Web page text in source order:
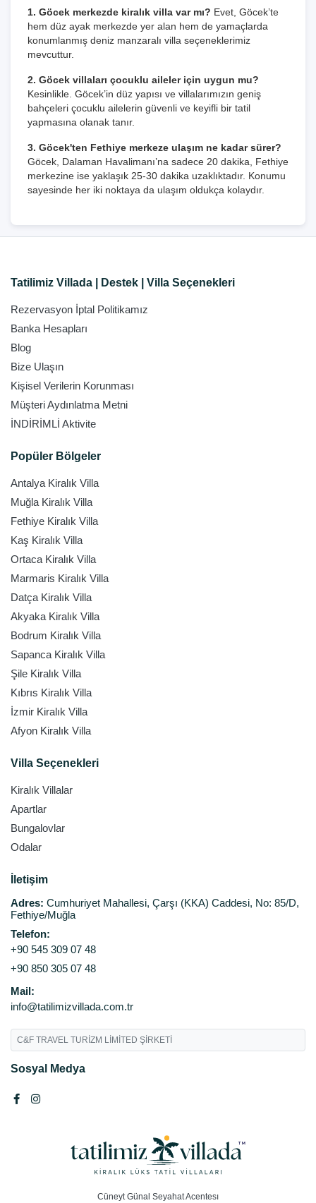
1. Göcek merkezde kiralık villa var mı? Evet, Göcek’te
hem düz ayak merkezde yer alan hem de yamaçlarda
konumlanmış deniz manzaralı villa seçeneklerimiz
mevcuttur.
2. Göcek villaları çocuklu aileler için uygun mu?
Kesinlikle. Göcek’in düz yapısı ve villalarımızın geniş
bahçeleri çocuklu ailelerin güvenli ve keyifli bir tatil
yapmasına olanak tanır.
3. Göcek'ten Fethiye merkeze ulaşım ne kadar sürer?
Göcek, Dalaman Havalimanı’na sadece 20 dakika, Fethiye
merkezine ise yaklaşık 25-30 dakika uzaklıktadır. Konumu
sayesinde her iki noktaya da ulaşım oldukça kolaydır.
Tatilimiz Villada | Destek | Villa Seçenekleri
Rezervasyon İptal Politikamız
Banka Hesapları
Blog
Bize Ulaşın
Kişisel Verilerin Korunması
Müşteri Aydınlatma Metni
İNDİRİMLİ Aktivite
Popüler Bölgeler
Antalya Kiralık Villa
Muğla Kiralık Villa
Fethiye Kiralık Villa
Kaş Kiralık Villa
Ortaca Kiralık Villa
Marmaris Kiralık Villa
Datça Kiralık Villa
Akyaka Kiralık Villa
Bodrum Kiralık Villa
Sapanca Kiralık Villa
Şile Kiralık Villa
Kıbrıs Kiralık Villa
İzmir Kiralık Villa
Afyon Kiralık Villa
Villa Seçenekleri
Kiralık Villalar
Apartlar
Bungalovlar
Odalar
İletişim
Adres: Cumhuriyet Mahallesi, Çarşı (KKA) Caddesi, No: 85/D,
Fethiye/Muğla
Telefon:
+90 545 309 07 48
+90 850 305 07 48
Mail:
info@tatilimizvillada.com.tr
C&F TRAVEL TURİZM LİMİTED ŞİRKETİ
Sosyal Medya
Cüneyt Günal Seyahat Acentesı